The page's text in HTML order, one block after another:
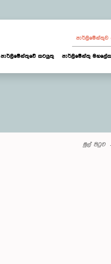
පාර්ලි‌මේන්තුව
පාර්ලිමේන්තුවේ කටයුතු පාර්ලිමේන්තු
මුල් පිටුව